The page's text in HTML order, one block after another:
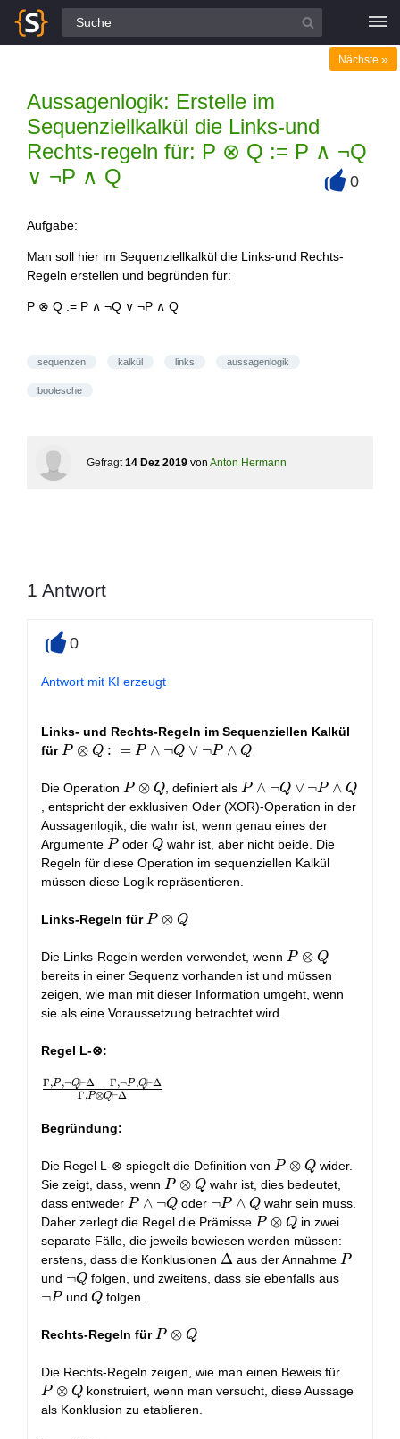
Alle Fragen
Aussagenlogik: Erstelle im
Sequenziellkalkül die Links-und
Rechts-regeln für: P ⊗ Q := P ∧ ¬Q
∨ ¬P ∧ Q
Nächste »
0
Aufgabe:
Man soll hier im Sequenziellkalkül die Links-und Rechts-
Regeln erstellen und begründen für:
P ⊗ Q := P ∧ ¬Q ∨ ¬P ∧ Q
sequenzen kalkül links aussagenlogik
boolesche
Gefragt 14 Dez 2019 von Anton Hermann
1 Antwort
0
Antwort mit KI erzeugt
Links- und Rechts-Regeln im Sequenziellen Kalkül
fürP
Q
:=
P
∧
¬Q
∨
∧
Q
P ⊗ Q : = P ∧ ¬Q ∨ ¬P ∧ Q
Die Operation P
⊗
Q
P ⊗ Q, definiert als P
∧
¬Q
∨
¬P
P ∧ ¬Q ∨ ¬P ∧ Q
, entspricht der exklusiven Oder (XOR)-Operation in der
Aussagenlogik, die wahr ist, wenn genau eines der
Argumente P
P oderQ
Q wahr ist, aber nicht beide. Die
Regeln für diese Operation im sequenziellen Kalkül
müssen diese Logik repräsentieren.
Links-Regeln fürP
Q
P ⊗ Q
Die Links-Regeln werden verwendet, wenn P
⊗
Q
P ⊗ Q
bereits in einer Sequenz vorhanden ist und müssen
zeigen, wie man mit dieser Information umgeht, wenn
sie als eine Voraussetzung betrachtet wird.
Regel L-⊗:
\frac{\Gamma,
P, ¬Q \vdash
\Delta \quad
Q \vdash
\Delta}
{\Gamma, P ⊗
Q \vdash
\Delta}
Γ,P⊗Q⊢Δ
Γ,P ,¬Q⊢Δ Γ,¬P ,Q⊢Δ
Begründung:
Die Regel L-⊗ spiegelt die Definition von P
⊗
Q
P ⊗ Qwider.
Sie zeigt, dass, wenn P
⊗
Q
P ⊗ Qwahr ist, dies bedeutet,
dass entweder P
∧
¬Q
P ∧ ¬Qoder ¬P
∧
Q
¬P ∧ Qwahr sein muss.
Daher zerlegt die Regel die Prämisse P
⊗
Q
P ⊗ Qin zwei
separate Fälle, die jeweils bewiesen werden müssen:
erstens, dass die Konklusionen \Delta
Δ aus der Annahme P
P
und ¬Q
¬Q folgen, und zweitens, dass sie ebenfalls aus
¬P undQ
Q folgen.
Rechts-Regeln fürP
Q
P ⊗ Q
Die Rechts-Regeln zeigen, wie man einen Beweis für
⊗
P ⊗ Qkonstruiert, wenn man versucht, diese Aussage
als Konklusion zu etablieren.